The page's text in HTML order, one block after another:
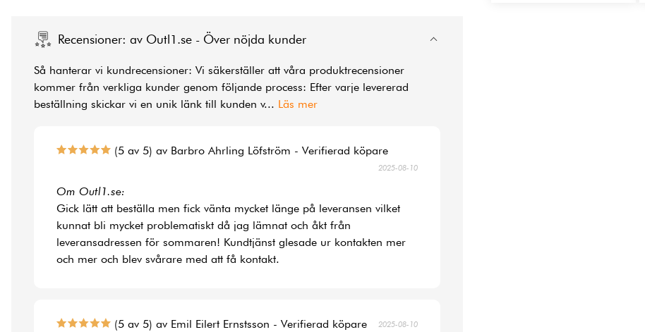
Recensioner: av Outl1.se - Över nöjda kunder
Så hanterar vi kundrecensioner: Vi säkerställer att våra produktrecensioner
kommer från verkliga kunder genom följande process: Efter varje levererad
beställning skickar vi en unik länk till kunden v... Läs mer
(5 av 5) av Barbro Ahrling Löfström - Verifierad köpare
2025-08-10
Om Outl1.se:
Gick lätt att beställa men fick vänta mycket länge på leveransen vilket
kunnat bli mycket problematiskt då jag lämnat och åkt från
leveransadressen för sommaren! Kundtjänst glesade ur kontakten mer
och mer och blev svårare med att få kontakt.
(5 av 5) av Emil Eilert Ernstsson - Verifierad köpare 2025-08-10